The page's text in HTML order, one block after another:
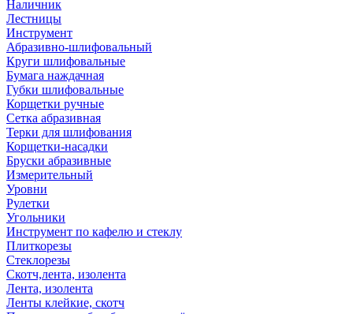
Наличник
Лестницы
Инструмент
Абразивно-шлифовальный
Круги шлифовальные
Бумага наждачная
Губки шлифовальные
Корщетки ручные
Сетка абразивная
Терки для шлифования
Корщетки-насадки
Бруски абразивные
Измерительный
Уровни
Рулетки
Угольники
Инструмент по кафелю и стеклу
Плиткорезы
Стеклорезы
Скотч,лента, изолента
Лента, изолента
Ленты клейкие, скотч